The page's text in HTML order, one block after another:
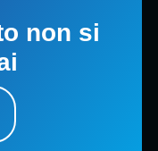
non si